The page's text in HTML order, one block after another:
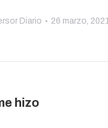
Diario 26 marzo, 2021
hizo